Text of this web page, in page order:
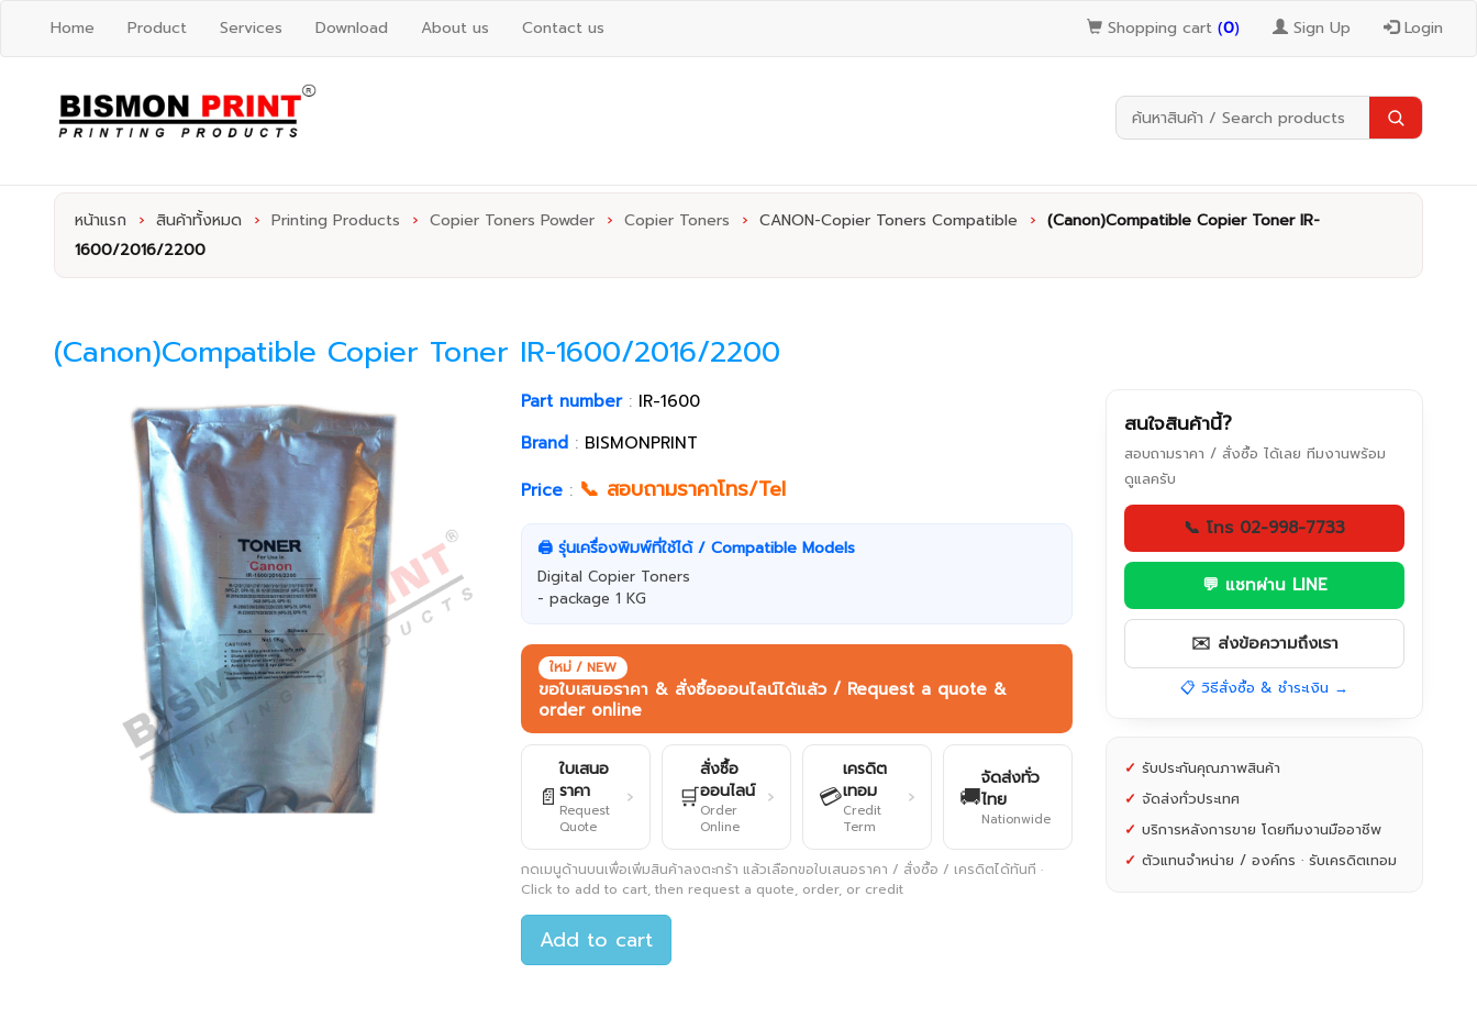
Home Product Services Download About us Contact us Shopping cart (0) Sign Up Login
หน้าแรก › สินค้าทั้งหมด › Printing Products › Copier Toners Powder › Copier Toners › CANON-Copier Toners Compatible › (Canon)Compatible Copier Toner IR-
1600/2016/2200
(Canon)Compatible Copier Toner IR-1600/2016/2200
Part number: IR-1600
Brand : BISMONPRINT
Price : 📞 สอบถามราคาโทร/Tel
🖨️ รุ่นเครื่องพิมพ์ที่ใช้ได้ / Compatible Models
Digital Copier Toners
- package 1 KG
ใหม่ / NEW
ขอใบเสนอราคา & สั่งซื้อออนไลน์ได้แล้ว / Request a quote &
order online
📄
ใบเสนอ
ราคา
Request
Quote
› 🛒
สั่งซื้อ
ออนไลน์
Order
Online
› 💳
เครดิต
เทอม
Credit
Term
› 🚚
จัดส่งทั่ว
ไทย
Nationwide
กดเมนูด้านบนเพื่อเพิ่มสินค้าลงตะกร้า แล้วเลือกขอใบเสนอราคา / สั่งซื้อ / เครดิตได้ทันที ·
Click to add to cart, then request a quote, order, or credit
Add to cart
สนใจสินค้านี้?
สอบถามราคา / สั่งซื้อ ได้เลย ทีมงานพร้อม
ดูแลครับ
📞 โทร 02-998-7733
💬 แชทผ่าน LINE
✉️ ส่งข้อความถึงเรา
📋 วิธีสั่งซื้อ & ชำระเงิน →
✓ รับประกันคุณภาพสินค้า
✓ จัดส่งทั่วประเทศ
✓ บริการหลังการขาย โดยทีมงานมืออาชีพ
✓ ตัวแทนจำหน่าย / องค์กร · รับเครดิตเทอม